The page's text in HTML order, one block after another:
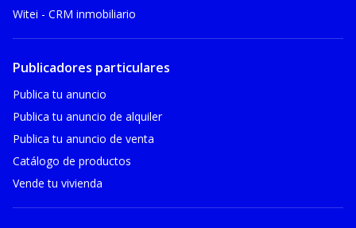
Witei - CRM inmobiliario
Publicadores particulares
Publica tu anuncio
Publica tu anuncio de alquiler
Publica tu anuncio de venta
Catálogo de productos
Vende tu vivienda